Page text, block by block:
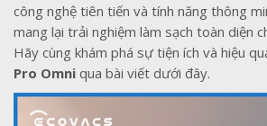
công nghệ tiên tiến và tính năng thông
mang lại trải nghiệm làm sạch toàn diện
Hãy cùng khám phá sự tiện ích và hiệu
Pro Omni qua bài viết dưới đây.